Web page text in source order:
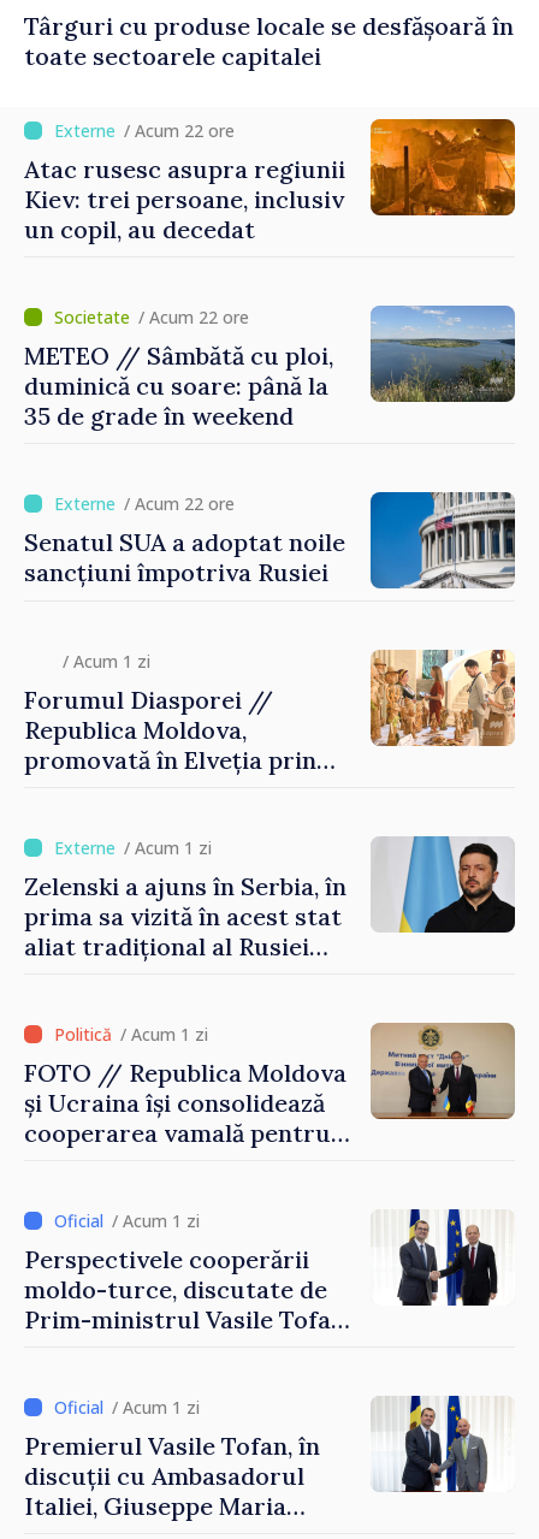
Târguri cu produse locale se desfășoară în
toate sectoarele capitalei
/ Acum 22 ore
Atac rusesc asupra regiunii
Kiev: trei persoane, inclusiv
un copil, au decedat
/ Acum 22 ore
METEO // Sâmbătă cu ploi,
duminică cu soare: până la
35 de grade în weekend
/ Acum 22 ore
Senatul SUA a adoptat noile
sancțiuni împotriva Rusiei
/ Acum 1 zi
Forumul Diasporei //
Republica Moldova,
promovată în Elveția prin
/ Acum 1 zi
Zelenski a ajuns în Serbia, în
prima sa vizită în acest stat
aliat tradițional al Rusiei
/ Acum 1 zi
FOTO // Republica Moldova
și Ucraina își consolidează
cooperarea vamală pentru
Reuniune la Moghiliov-
Podolsk
/ Acum 1 zi
Perspectivele cooperării
moldo-turce, discutate de
Prim-ministrul Vasile Tofan
/ Acum 1 zi
Premierul Vasile Tofan, în
discuții cu Ambasadorul
Italiei, Giuseppe Maria